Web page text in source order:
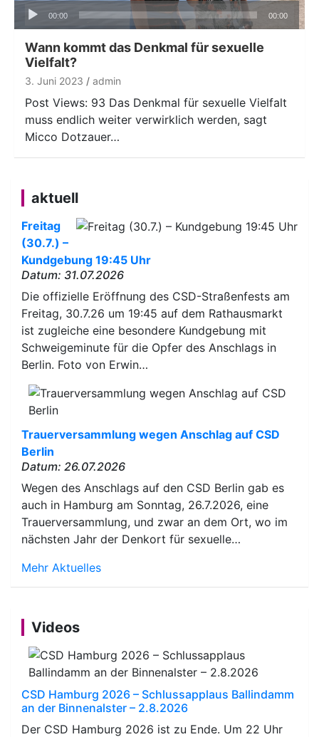
Audio-
Player
00:00 00:00
Wann kommt das Denkmal für sexuelle
Vielfalt?
3. Juni 2023 admin
Post Views: 93 Das Denkmal für sexuelle Vielfalt
muss endlich weiter verwirklich werden, sagt
Micco Dotzauer…
aktuell
Freitag
(30.7.) –
Kundgebung 19:45 Uhr
Datum: 31.07.2026
Die offizielle Eröffnung des CSD-Straßenfests am
Freitag, 30.7.26 um 19:45 auf dem Rathausmarkt
ist zugleiche eine besondere Kundgebung mit
Schweigeminute für die Opfer des Anschlags in
Berlin. Foto von Erwin…
Trauerversammlung wegen Anschlag auf CSD
Berlin
Datum: 26.07.2026
Wegen des Anschlags auf den CSD Berlin gab es
auch in Hamburg am Sonntag, 26.7.2026, eine
Trauerversammlung, und zwar an dem Ort, wo im
nächsten Jahr der Denkort für sexuelle…
Mehr Aktuelles
Videos
CSD Hamburg 2026 – Schlussapplaus Ballindamm
an der Binnenalster – 2.8.2026
Der CSD Hamburg 2026 ist zu Ende. Um 22 Uhr